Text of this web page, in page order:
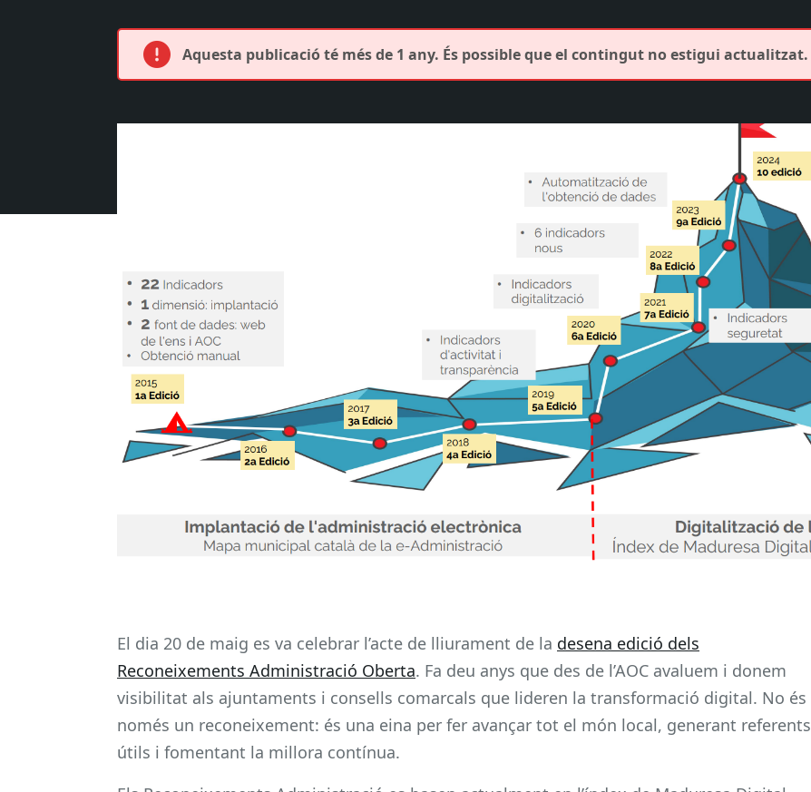
Aquesta publicació té més de 1 any. És possible que el contingut no estigui actualitzat.
El dia 20 de maig es va celebrar l’acte de lliurament de la desena edició dels
Reconeixements Administració Oberta. Fa deu anys que des de l’AOC avaluem i donem
visibilitat als ajuntaments i consells comarcals que lideren la transformació digital. No és
només un reconeixement: és una eina per fer avançar tot el món local, generant referents
útils i fomentant la millora contínua.